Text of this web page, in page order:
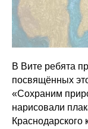
В Вите ребята
посвящённых
«Сохраним
нарисовали